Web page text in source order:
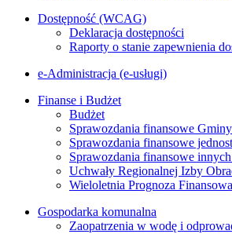
Dostępność (WCAG)
Deklaracja dostępności
Raporty o stanie zapewnienia
e-Administracja (e-usługi)
Finanse i Budżet
Budżet
Sprawozdania finansowe
Sprawozdania finansowe
Sprawozdania finansowe
Uchwały Regionalnej Izby
Wieloletnia Prognoza Finansowa
Gospodarka komunalna
Zaopatrzenia w wodę i